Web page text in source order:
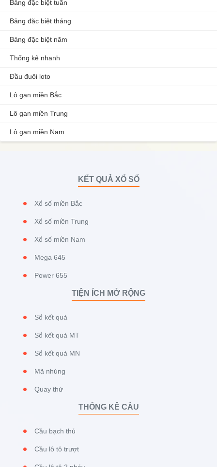
Bảng đặc biệt tuần
Bảng đặc biệt tháng
Bảng đặc biệt năm
Thống kê nhanh
Đầu đuôi loto
Lô gan miền Bắc
Lô gan miền Trung
Lô gan miền Nam
KẾT QUẢ XỔ SỐ
Xổ số miền Bắc
Xổ số miền Trung
Xổ số miền Nam
Mega 645
Power 655
TIỆN ÍCH MỞ RỘNG
Sổ kết quả
Sổ kết quả MT
Sổ kết quả MN
Mã nhúng
Quay thử
THỐNG KÊ CẦU
Cầu bạch thủ
Cầu lô tô trượt